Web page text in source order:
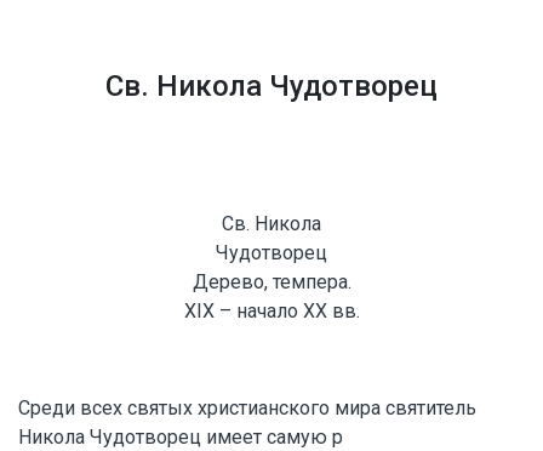
Св. Никола Чудотворец
Св. Никола
Чудотворец
Дерево, темпера.
XIX – начало XX вв.
Среди всех святых христианского мира святитель
Никола Чудотворец имеет самую р